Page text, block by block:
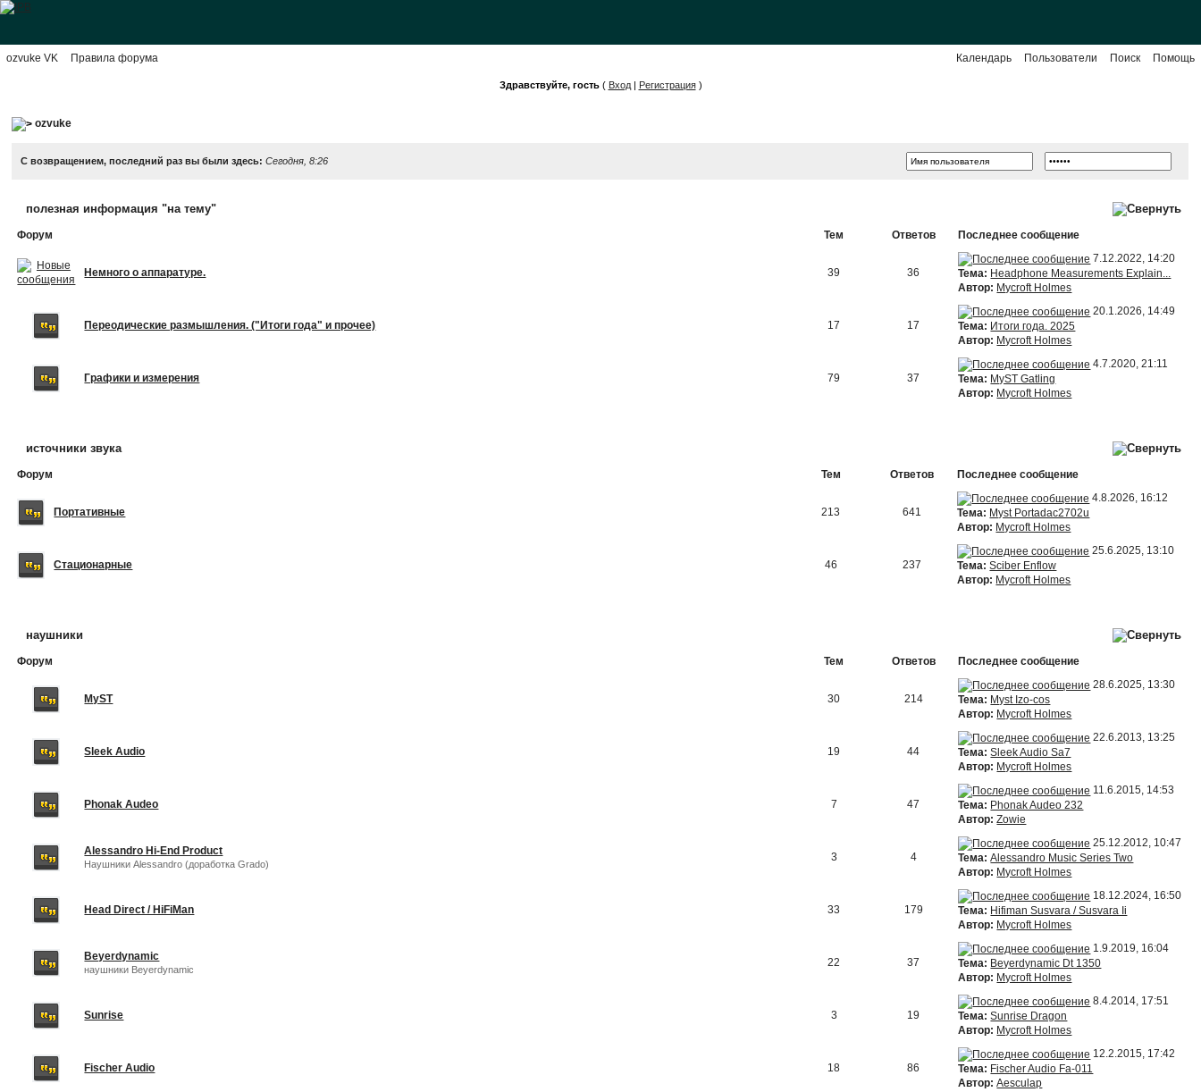
ozvuke VK Правила форума Помощь
Поиск
Пользователи
Календарь
Здравствуйте, гость( Вход| Регистрация)
ozvuke
С возвращением, последний раз вы были здесь:Сегодня, 8:26
полезная информация "на тему"
Форум Тем Ответов Последнее сообщение
Немного о аппаратуре. 39 36
7.12.2022, 14:20
Тема: Headphone Measurements Explain...
Автор: Mycroft Holmes
Переодические размышления. ("Итоги года" и прочее) 17 17
20.1.2026, 14:49
Тема: Итоги года. 2025
Автор: Mycroft Holmes
Графики и измерения 79 37
4.7.2020, 21:11
Тема: MyST Gatling
Автор: Mycroft Holmes
источники звука
Форум Тем Ответов Последнее сообщение
Портативные 213 641
4.8.2026, 16:12
Тема: Myst Portadac2702u
Автор: Mycroft Holmes
Стационарные 46 237
25.6.2025, 13:10
Тема: Sciber Enflow
Автор: Mycroft Holmes
наушники
Форум Тем Ответов Последнее сообщение
MyST 30 214
28.6.2025, 13:30
Тема: Myst Izo-cos
Автор: Mycroft Holmes
Sleek Audio 19 44
22.6.2013, 13:25
Тема: Sleek Audio Sa7
Автор: Mycroft Holmes
Phonak Audeo 7 47
11.6.2015, 14:53
Тема: Phonak Audeo 232
Автор: Zowie
Alessandro Hi-End Product
Наушники Alessandro (доработка Grado)
3 4
25.12.2012, 10:47
Тема: Alessandro Music Series Two
Автор: Mycroft Holmes
Head Direct / HiFiMan 33 179
18.12.2024, 16:50
Тема: Hifiman Susvara / Susvara Ii
Автор: Mycroft Holmes
Beyerdynamic
наушники Beyerdynamic
22 37
1.9.2019, 16:04
Тема: Beyerdynamic Dt 1350
Автор: Mycroft Holmes
Sunrise 3 19
8.4.2014, 17:51
Тема: Sunrise Dragon
Автор: Mycroft Holmes
Fischer Audio 18 86
12.2.2015, 17:42
Тема: Fischer Audio Fa-011
Автор: Aesculap